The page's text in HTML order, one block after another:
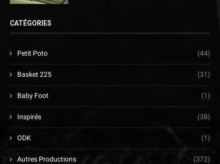
CATÉGORIES
Petit Poto (44)
Basket 225 (31)
Baby Foot (1)
Inspirés (38)
ODK (1)
Autres Productions (372)